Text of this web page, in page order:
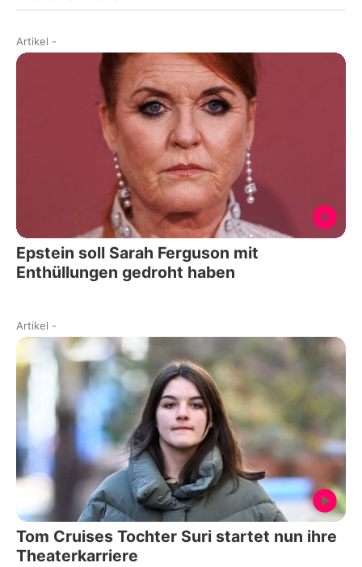
Artikel -
Epstein soll Sarah Ferguson mit
Enthüllungen gedroht haben
Artikel -
Tom Cruises Tochter Suri startet nun ihre
Theaterkarriere